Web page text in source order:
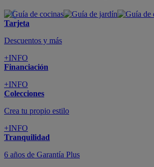
Tarjeta
Descuentos y más
+INFO
Financiación
+INFO
Colecciones
Crea tu propio estilo
+INFO
Tranquilidad
6 años de Garantía Plus